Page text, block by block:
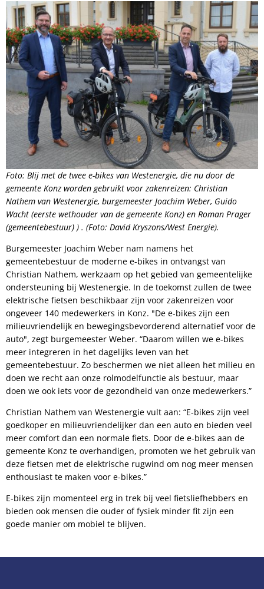
Foto: Blij met de twee e-bikes van Westenergie, die nu door de
gemeente Konz worden gebruikt voor zakenreizen: Christian
Nathem van Westenergie, burgemeester Joachim Weber, Guido
Wacht (eerste wethouder van de gemeente Konz) en Roman Prager
(gemeentebestuur) ) . (Foto: David Kryszons/West Energie).
Burgemeester Joachim Weber nam namens het
gemeentebestuur de moderne e-bikes in ontvangst van
Christian Nathem, werkzaam op het gebied van gemeentelijke
ondersteuning bij Westenergie. In de toekomst zullen de twee
elektrische fietsen beschikbaar zijn voor zakenreizen voor
ongeveer 140 medewerkers in Konz. "De e-bikes zijn een
milieuvriendelijk en bewegingsbevorderend alternatief voor de
auto", zegt burgemeester Weber. “Daarom willen we e-bikes
meer integreren in het dagelijks leven van het
gemeentebestuur. Zo beschermen we niet alleen het milieu en
doen we recht aan onze rolmodelfunctie als bestuur, maar
doen we ook iets voor de gezondheid van onze medewerkers.”
Christian Nathem van Westenergie vult aan: “E-bikes zijn veel
goedkoper en milieuvriendelijker dan een auto en bieden veel
meer comfort dan een normale fiets. Door de e-bikes aan de
gemeente Konz te overhandigen, promoten we het gebruik van
deze fietsen met de elektrische rugwind om nog meer mensen
enthousiast te maken voor e-bikes.”
E-bikes zijn momenteel erg in trek bij veel fietsliefhebbers en
bieden ook mensen die ouder of fysiek minder fit zijn een
goede manier om mobiel te blijven.